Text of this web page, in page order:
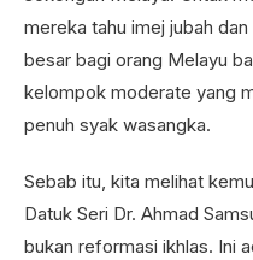
mereka tahu imej jubah
besar bagi orang Melayu
kelompok moderate yang
penuh syak wasangka.
Sebab itu, kita melihat
Datuk Seri Dr. Ahmad
bukan reformasi ikhlas. Ini